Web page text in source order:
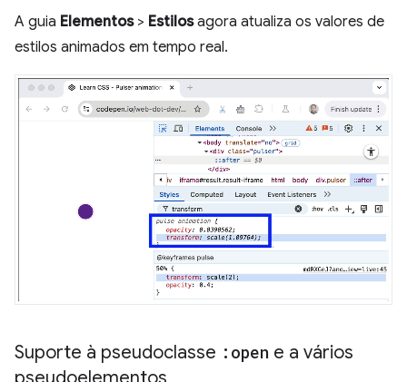
A guia Elementos> Estilosagora atualiza os valores de
estilos animados em tempo real.
Suporte à pseudoclasse :open e a vários